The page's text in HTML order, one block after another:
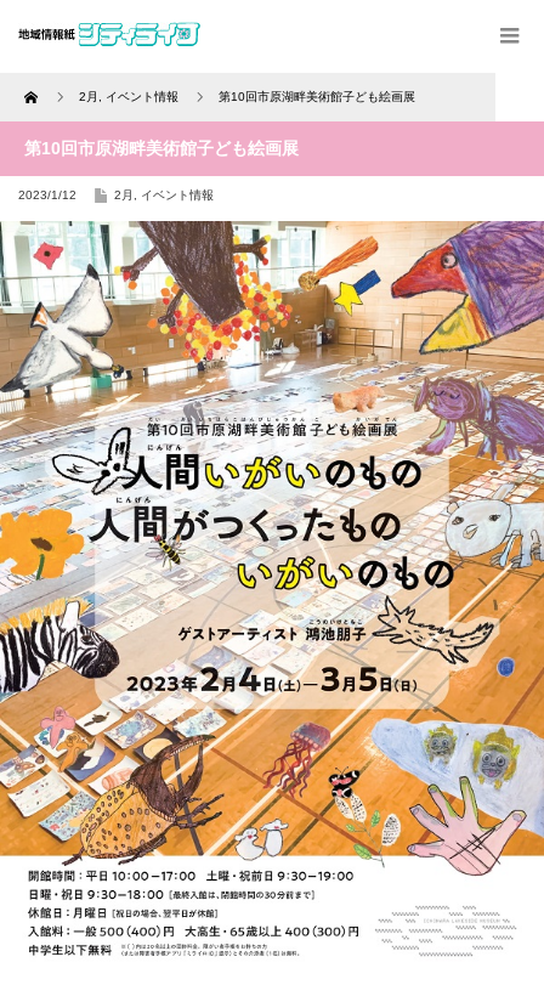
Home 2月 イベント情報 第10回市原湖畔美術館子ども絵画展
第10回市原湖畔美術館子ども絵画展
2023/1/12 2月 イベント情報